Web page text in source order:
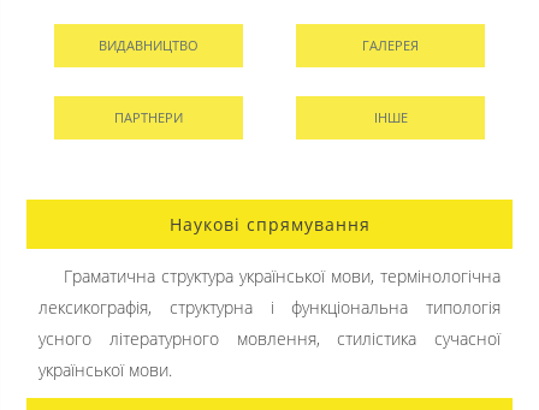
ВИДАВНИЦТВО ГАЛЕРЕЯ
ПАРТНЕРИ ІНШЕ
Наукові спрямування
Граматична структура української мови, термінологічна
лексикографія, структурна і функціональна типологія
усного літературного мовлення, стилістика сучасної
української мови.